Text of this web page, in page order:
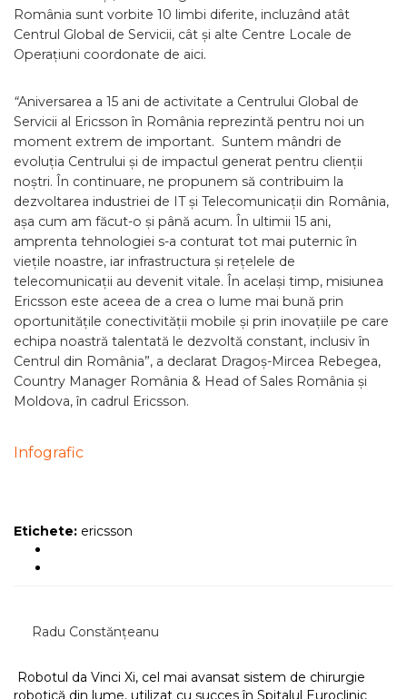
România sunt vorbite 10 limbi diferite, incluzând atât
Centrul Global de Servicii, cât și alte Centre Locale de
Operațiuni coordonate de aici.
“Aniversarea a 15 ani de activitate a Centrului Global de
Servicii al Ericsson în România reprezintă pentru noi un
moment extrem de important. Suntem mândri de
evoluția Centrului și de impactul generat pentru clienții
noștri. În continuare, ne propunem să contribuim la
dezvoltarea industriei de IT și Telecomunicații din România,
așa cum am făcut-o și până acum. În ultimii 15 ani,
amprenta tehnologiei s-a conturat tot mai puternic în
viețile noastre, iar infrastructura și rețelele de
telecomunicații au devenit vitale. În același timp, misiunea
Ericsson este aceea de a crea o lume mai bună prin
oportunitățile conectivității mobile și prin inovațiile pe care
echipa noastră talentată le dezvoltă constant, inclusiv în
Centrul din România”, a declarat Dragoș-Mircea Rebegea,
Country Manager România & Head of Sales România și
Moldova, în cadrul Ericsson.
Infografic
Etichete: ericsson
Radu Constănțeanu
Robotul da Vinci Xi, cel mai avansat sistem de chirurgie
robotică din lume, utilizat cu succes în Spitalul Euroclinic